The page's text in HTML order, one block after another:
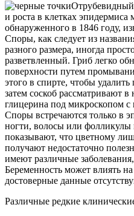
Отрубевидный
и роста в клетках эпидермиса
обнаруженного в 1846 году,
Споры, как следует из
разного размера, иногда
разветвленный. Гриб легко
поверхности путем
этого в спирте, чтобы
затем соскоб рассматривают
глицерина под микроскопом
Споры встречаются только в
ногти, волосы или фолликулы
показывают, что цветному
получают недостаточно
имеют различные
Беременность может влиять
достоверные данные
Различные редкие